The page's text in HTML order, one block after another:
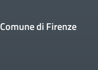
Comune di Firenze